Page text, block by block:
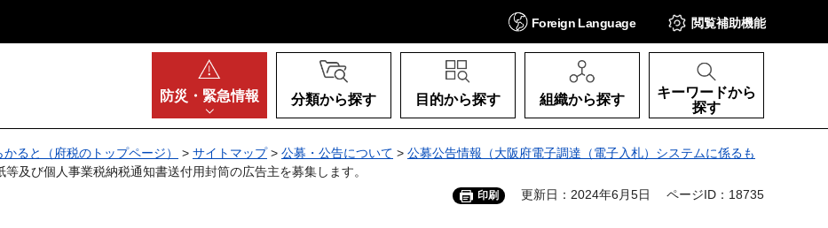
Foreign Language 閲覧補助機能
防災・ 緊急情報 分類から探す 目的から探す 組織から探す
キーワードから
探す
かると（府税のトップページ） > サイトマップ> 公募・公告について > 公募公告情報（大阪府電子調達（電子入札）システムに係るも
及び個人事業税納税通知書送付用封筒の広告主を募集します。
印刷 更新日：2024年6月5日 ページID：18735